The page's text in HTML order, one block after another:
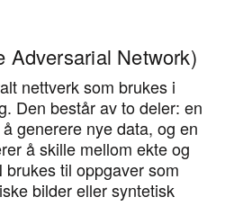
Adversarial Network)
nettverk som brukes i
Den består av to deler: en
generere nye data, og en
å skille mellom ekte og
til oppgaver som
bilder eller syntetisk